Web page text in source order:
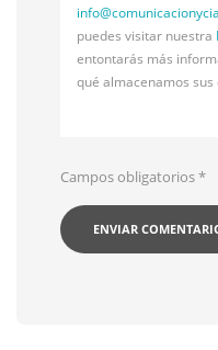
info@
puedes visitar nuestra
entontarás más
qué almacenamos sus
Campos obligatorios*